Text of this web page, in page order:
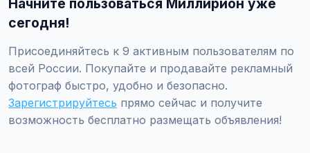
технического состояния и проверки пробега.
Начните пользоваться Миллирион уже
сегодня!
Присоединяйтесь к 9 активным пользователям по
всей России. Покупайте и продавайте рекламный
фотограф быстро, удобно и безопасно.
Зарегистрируйтесь прямо сейчас и получите
возможность бесплатно размещать объявления!